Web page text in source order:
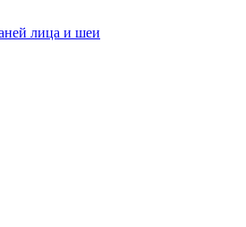
лица и шеи